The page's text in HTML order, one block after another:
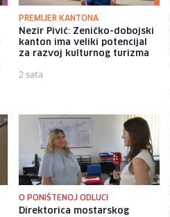
PREMIJER KANTONA
Nezir Pivić: Zeničko-dobojski
kanton ima veliki potencijal
za razvoj kulturnog turizma
2 sata
O PONIŠTENOJ ODLUCI
Direktorica mostarskog